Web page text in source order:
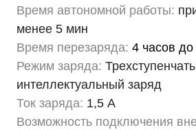
Время автономной работы:
менее 5 мин
Время перезаряда: 4 часов
Режим заряда:
интеллектуальный заряд
Ток заряда: 1,5 А
Возможность подключения